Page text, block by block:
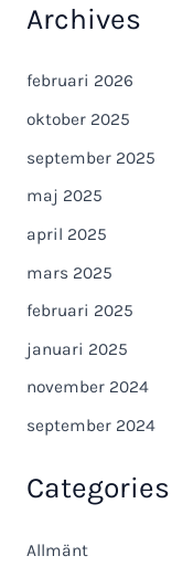
Archives
februari 2026
oktober 2025
september 2025
maj 2025
april 2025
mars 2025
februari 2025
januari 2025
november 2024
september 2024
Categories
Allmänt